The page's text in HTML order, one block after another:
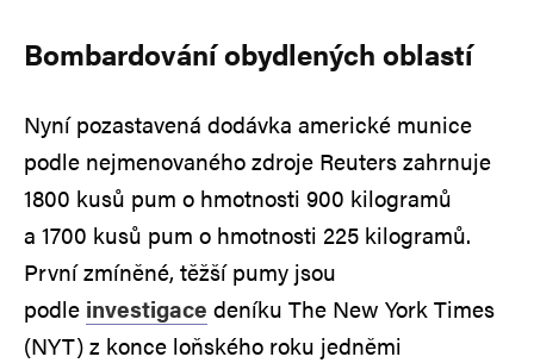
Bombardování obydlených oblastí
Nyní pozastavená dodávka americké munice
podle nejmenovaného zdroje Reuters zahrnuje
1800 kusů pum o hmotnosti 900 kilogramů
a 1700 kusů pum o hmotnosti 225 kilogramů.
První zmíněné, těžší pumy jsou
podle investigace deníku The New York Times
(NYT) z konce loňského roku jedněmi